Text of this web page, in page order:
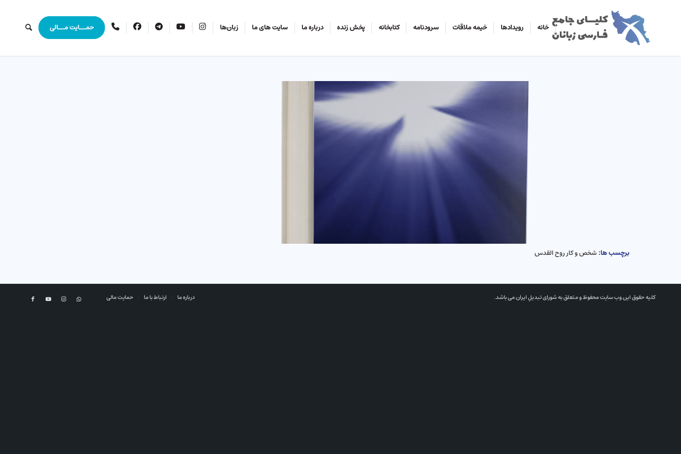
خانه رویدادها خیمه ملاقات سرودنامه کتابخانه پخش زنده درباره ما سایت های ما زبان‌ها اینستاگرامیوتیوبتلگرام فیس ارتباط حمــایت مــالی
برچسب ها: شخص و کار روح القدس
کلیه حقوق این وب سایت محفوظ و متعلق به شورای تبدیلِ ایران می باشد. درباره ما ارتباط با ما حمایت مالی